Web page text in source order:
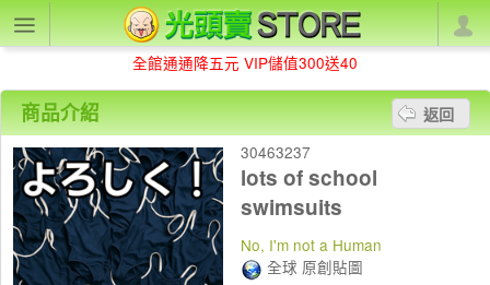
全館通通降五元 VIP儲值300送40
商品介紹
返回
30463237
lots of school
swimsuits
No, I'm not a Human
全球 原創貼圖